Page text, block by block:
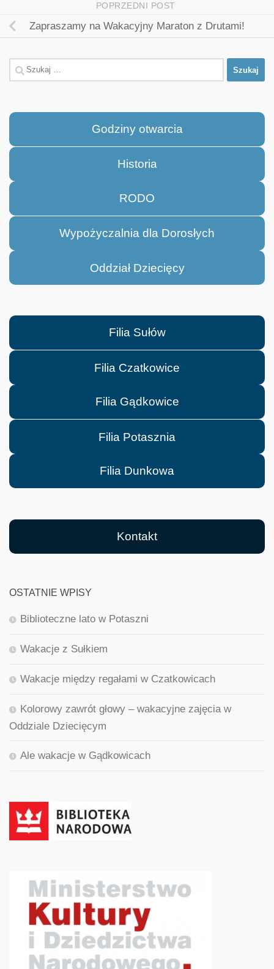
POPRZEDNI POST
Zapraszamy na Wakacyjny Maraton z Drutami!
Szukaj:
Godziny otwarcia
Historia
RODO
Wypożyczalnia dla Dorosłych
Oddział Dziecięcy
Filia Sułów
Filia Czatkowice
Filia Gądkowice
Filia Potasznia
Filia Dunkowa
Kontakt
OSTATNIE WPISY
Biblioteczne lato w Potaszni
Wakacje z Sułkiem
Wakacje między regałami w Czatkowicach
Kolorowy zawrót głowy – wakacyjne zajęcia w
Oddziale Dziecięcym
Ale wakacje w Gądkowicach